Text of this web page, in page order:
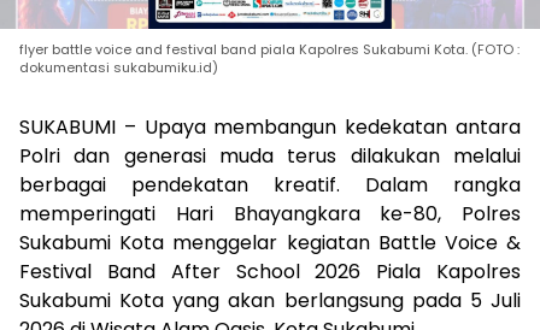
flyer battle voice and festival band piala Kapolres Sukabumi Kota. (FOTO :
dokumentasi sukabumiku.id)
SUKABUMI – Upaya membangun kedekatan antara
Polri dan generasi muda terus dilakukan melalui
berbagai pendekatan kreatif. Dalam rangka
memperingati Hari Bhayangkara ke-80, Polres
Sukabumi Kota menggelar kegiatan Battle Voice &
Festival Band After School 2026 Piala Kapolres
Sukabumi Kota yang akan berlangsung pada 5 Juli